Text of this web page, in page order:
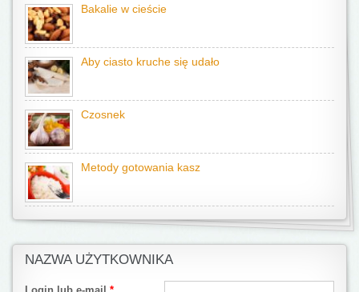
Bakalie w cieście
Aby ciasto kruche się udało
Czosnek
Metody gotowania kasz
NAZWA UŻYTKOWNIKA